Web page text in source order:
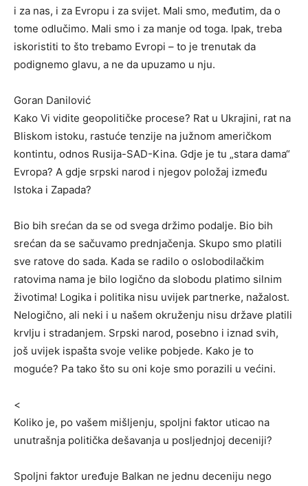
i za nas, i za Evropu i za svijet. Mali smo, međutim, da o
tome odlučimo. Mali smo i za manje od toga. Ipak, treba
iskoristiti to što trebamo Evropi – to je trenutak da
podignemo glavu, a ne da upuzamo u nju.
Goran Danilović
Kako Vi vidite geopolitičke procese? Rat u Ukrajini, rat na
Bliskom istoku, rastuće tenzije na južnom američkom
kontintu, odnos Rusija-SAD-Kina. Gdje je tu „stara dama“
Evropa? A gdje srpski narod i njegov položaj između
Istoka i Zapada?
Bio bih srećan da se od svega držimo podalje. Bio bih
srećan da se sačuvamo prednjačenja. Skupo smo platili
sve ratove do sada. Kada se radilo o oslobodilačkim
ratovima nama je bilo logično da slobodu platimo silnim
životima! Logika i politika nisu uvijek partnerke, nažalost.
Nelogično, ali neki i u našem okruženju nisu države platili
krvlju i stradanjem. Srpski narod, posebno i iznad svih,
još uvijek ispašta svoje velike pobjede. Kako je to
moguće? Pa tako što su oni koje smo porazili u većini.
<
Koliko je, po vašem mišljenju, spoljni faktor uticao na
unutrašnja politička dešavanja u posljednjoj deceniji?
Spoljni faktor uređuje Balkan ne jednu deceniju nego